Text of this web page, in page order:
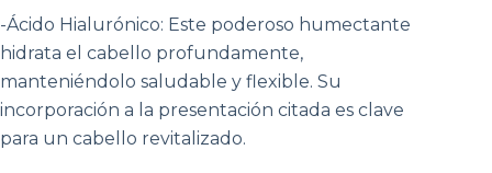
-Ácido Hialurónico: Este poderoso humectante
hidrata el cabello profundamente,
manteniéndolo saludable y flexible. Su
incorporación a la presentación citada es clave
para un cabello revitalizado.